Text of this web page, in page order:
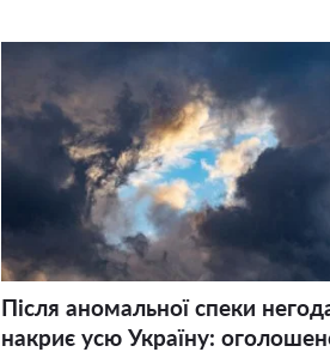
Після аномальної спеки
накриє усю Україну: